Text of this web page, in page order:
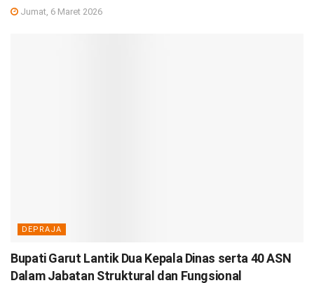
Jumat, 6 Maret 2026
DEPRAJA
Bupati Garut Lantik Dua Kepala Dinas serta 40 ASN
Dalam Jabatan Struktural dan Fungsional